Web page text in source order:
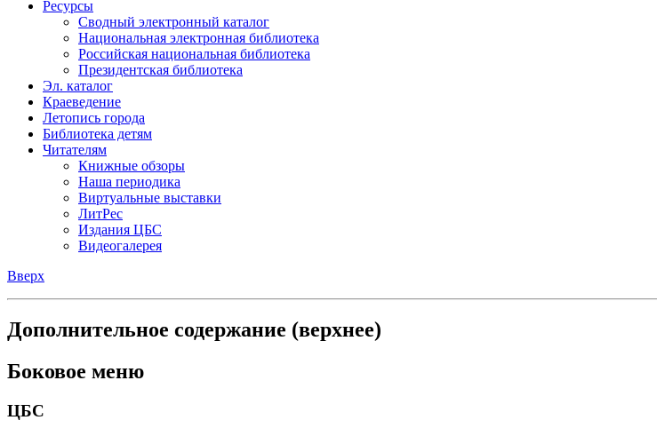
Ресурсы
Сводный электронный каталог
Национальная электронная библиотека
Российская национальная библиотека
Президентская библиотека
Эл. каталог
Краеведение
Летопись города
Библиотека детям
Читателям
Книжные обзоры
Наша периодика
Виртуальные выставки
ЛитРес
Издания ЦБС
Видеогалерея
Вверх
Дополнительное содержание (верхнее)
Боковое меню
ЦБС